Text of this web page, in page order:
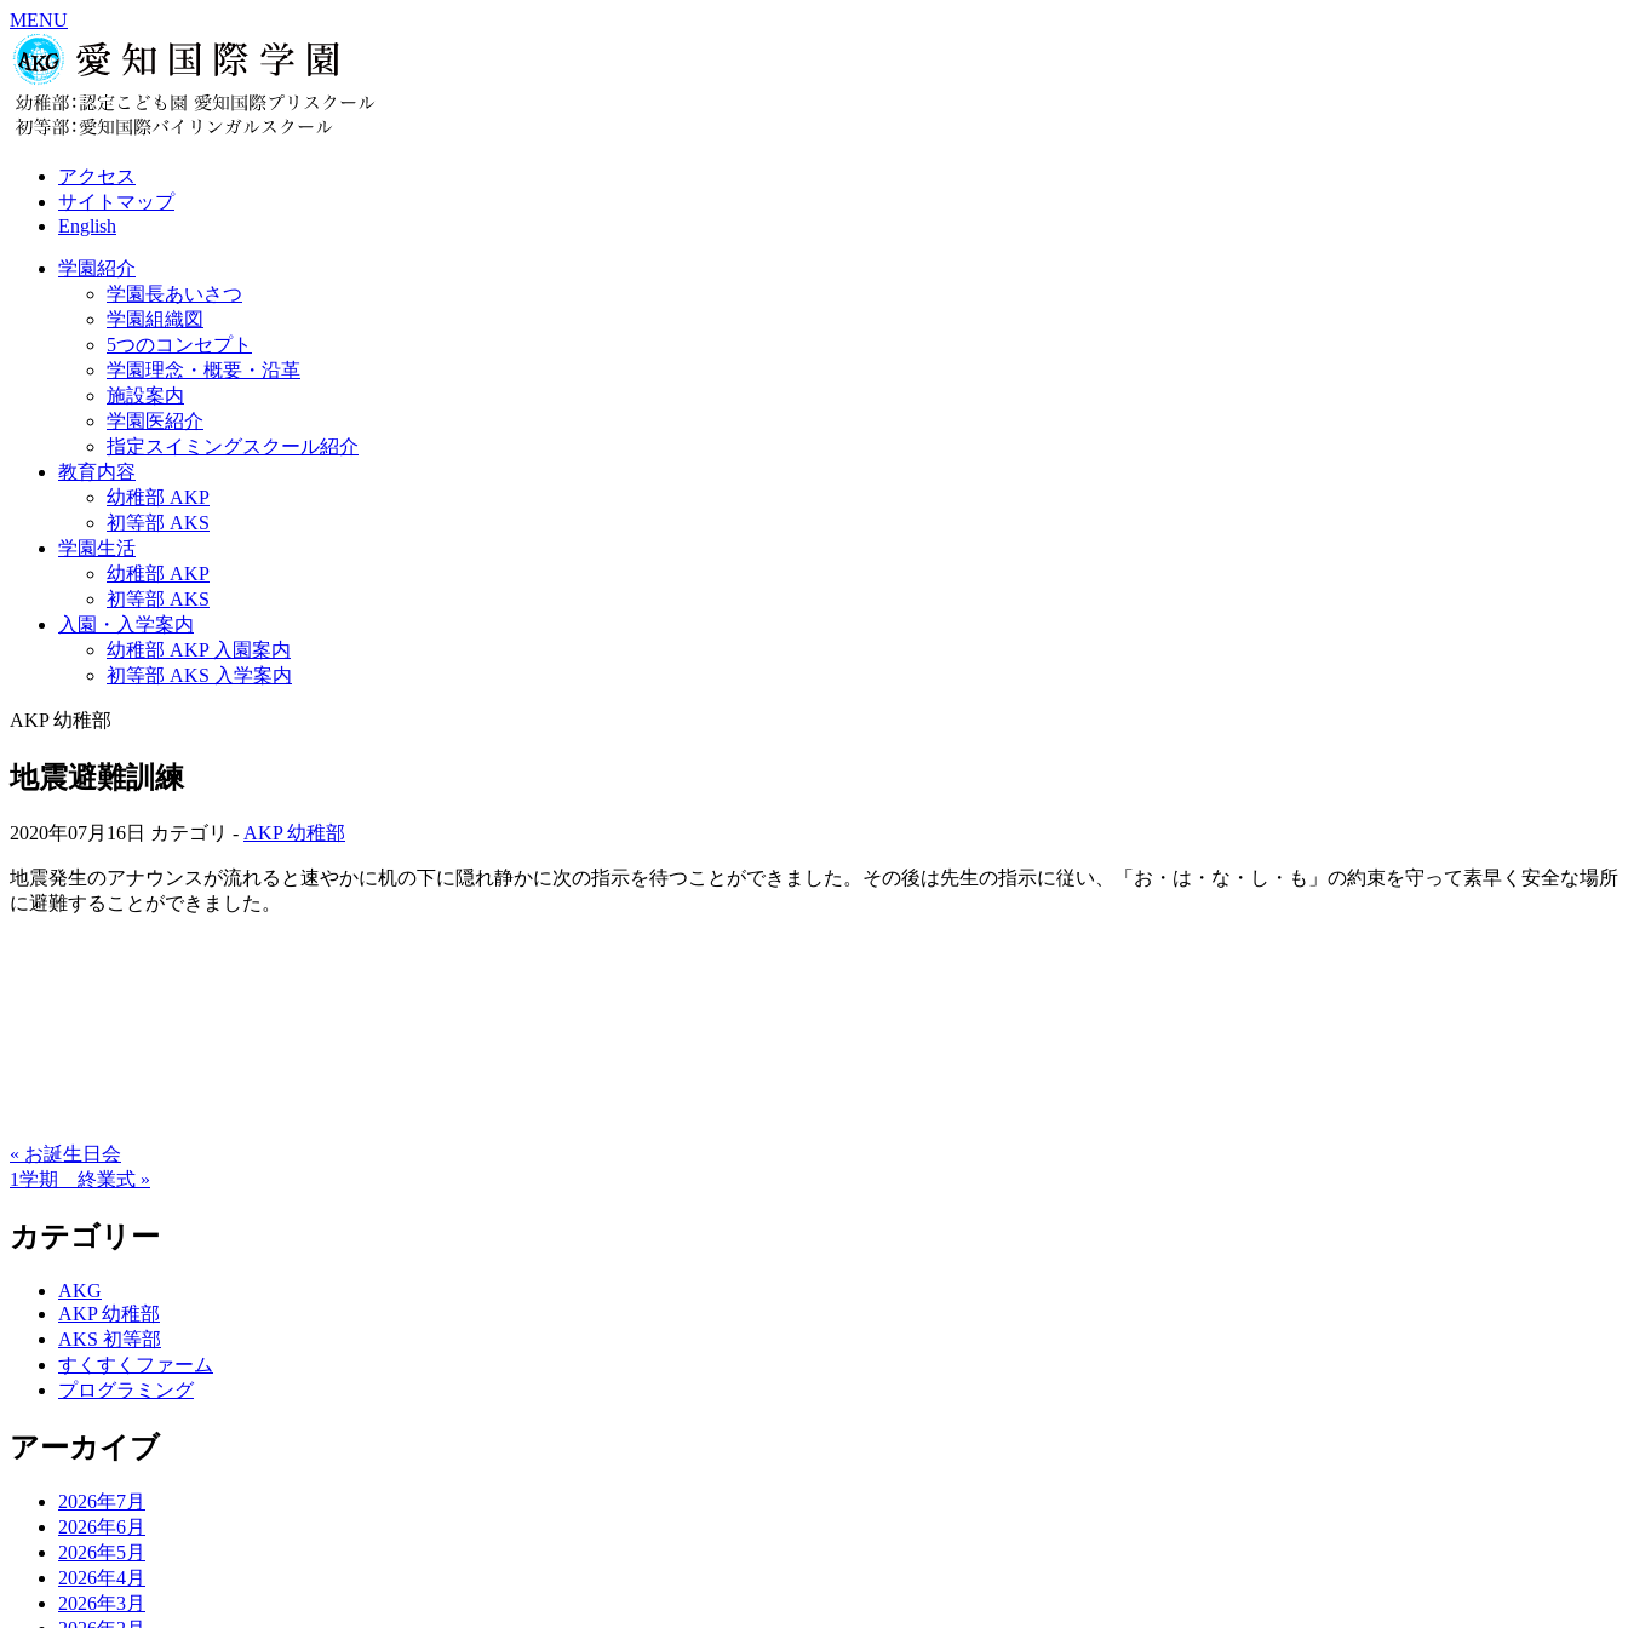
MENU
アクセス
サイトマップ
English
学園紹介
学園長あいさつ
学園組織図
5つのコンセプト
学園理念・概要・沿革
施設案内
学園医紹介
指定スイミングスクール紹介
教育内容
幼稚部 AKP
初等部 AKS
学園生活
幼稚部 AKP
初等部 AKS
入園・入学案内
幼稚部 AKP 入園案内
初等部 AKS 入学案内
AKP 幼稚部
地震避難訓練
2020年07月16日 カテゴリ - AKP 幼稚部
地震発生のアナウンスが流れると速やかに机の下に隠れ静かに次の指示を待つことができました。その後は先生の指示に従い、「お・は・な・し・も」の約束を守って素早く安全な場所
に避難することができました。
« お誕生日会
1学期 終業式 »
カテゴリー
AKG
AKP 幼稚部
AKS 初等部
すくすくファーム
プログラミング
アーカイブ
2026年7月
2026年6月
2026年5月
2026年4月
2026年3月